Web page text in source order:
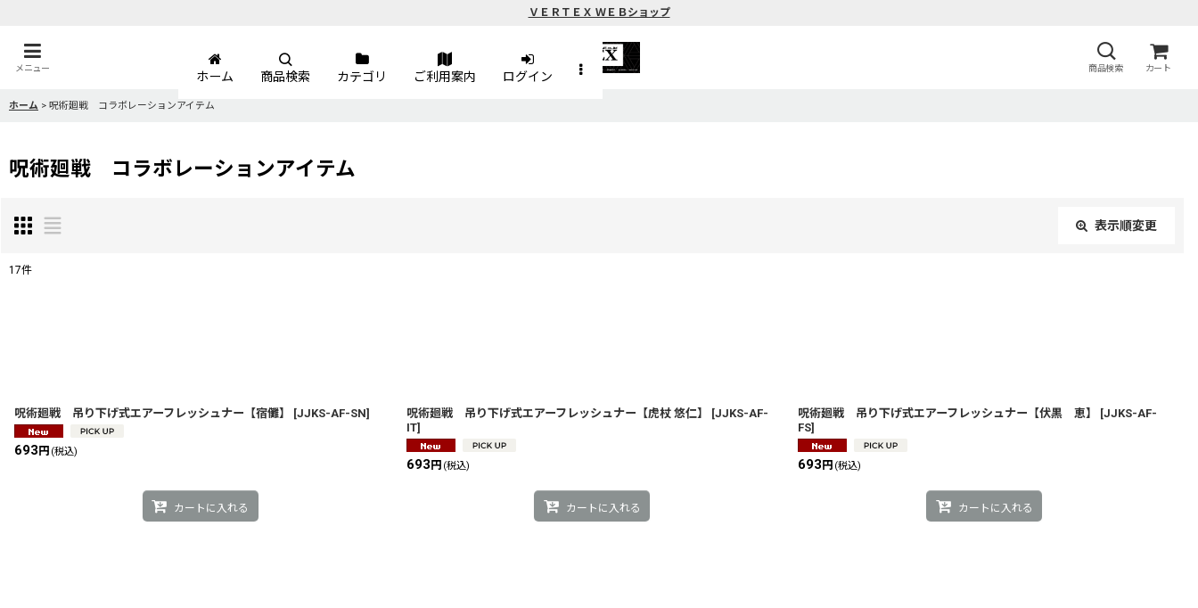
ＶＥＲＴＥＸ ＷＥＢショップ
メニュー 商品検索 カート
ホーム 商品検索 カテゴリ ご利用案内 ログイン
ホーム > 呪術廻戦 コラボレーションアイテム
呪術廻戦 コラボレーションアイテム
表示順変更
絞り込む
17件
呪術廻戦 吊り下げ式エアーフレッシュナー【宿儺】 [JJKS-AF-SN]
693 円 (税込)
カートに入れる
呪術廻戦 吊り下げ式エアーフレッシュナー【虎杖 悠仁】 [JJKS-AF-
IT]
693 円 (税込)
カートに入れる
呪術廻戦 吊り下げ式エアーフレッシュナー【伏黒 恵】 [JJKS-AF-
FS]
693 円 (税込)
カートに入れる